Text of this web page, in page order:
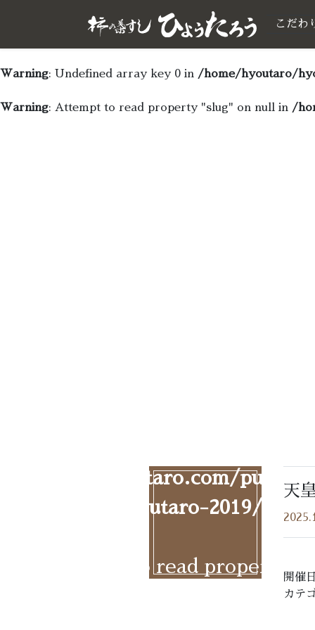
こだわ
Warning: Undefined array key 0 in /home/hyoutaro/
Warning: Attempt to read property "slug" on null in /
hyoutaro.com/
themes/hyoutaro-2019/
: Attempt to read property
hyoutaro.com/
天
開催
カテ